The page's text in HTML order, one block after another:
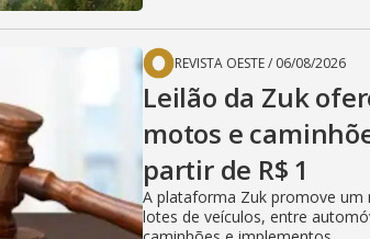
REVISTA OESTE/ 06/08/2026
Leilão da Zuk
motos e
partir de R$ 1
A plataforma Zuk promove um
lotes de veículos, entre